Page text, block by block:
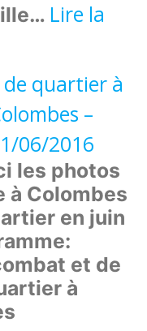
Lire la
06/2016
de quartier à
–
06/2016
les photos
à Colombes
en juin
et de
à